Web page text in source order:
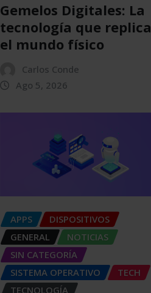
Gemelos Digitales: La
tecnología que replica
el mundo físico
Carlos Conde
Ago 5, 2026
APPS
DISPOSITIVOS
GENERAL
NOTICIAS
SIN CATEGORÍA
SISTEMA OPERATIVO
TECH
TECNOLOGÍA